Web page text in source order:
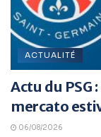
ACTUALITÉ
Actu du PSG
mercato
06/08/2026